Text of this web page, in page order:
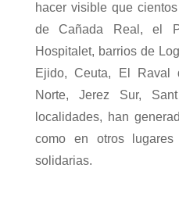
hacer visible que
de Cañada Real, el
Hospitalet, barrios de
Ejido, Ceuta, El Raval
Norte, Jerez Sur,
localidades, han
como en otros
solidarias.